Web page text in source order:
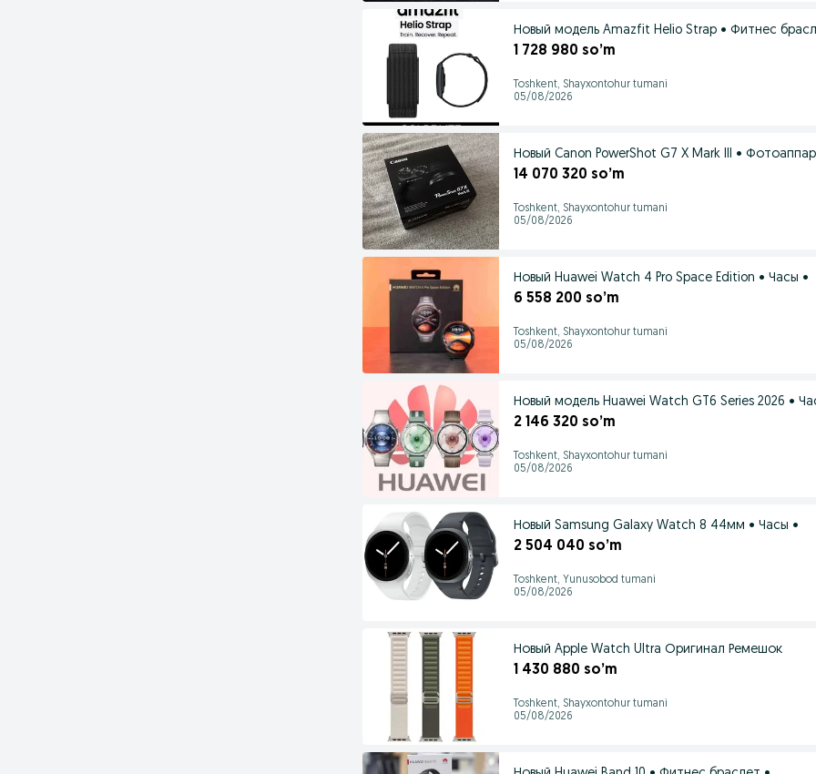
Новый модель Amazfit Helio Strap • Фитнес
1 728 980 so’m
Toshkent, Shayxontohur tumani
05/08/2026
Новый Canon PowerShot G7 X Mark III •
14 070 320 so’m
Toshkent, Shayxontohur tumani
05/08/2026
Новый Huawei Watch 4 Pro Space Edition • Часы •
6 558 200 so’m
Toshkent, Shayxontohur tumani
05/08/2026
Новый модель Huawei Watch GT6 Series 2026 •
2 146 320 so’m
Toshkent, Shayxontohur tumani
05/08/2026
Новый Samsung Galaxy Watch 8 44мм • Часы •
2 504 040 so’m
Toshkent, Yunusobod tumani
05/08/2026
Новый Apple Watch Ultra Оригинал Ремешок
1 430 880 so’m
Toshkent, Shayxontohur tumani
05/08/2026